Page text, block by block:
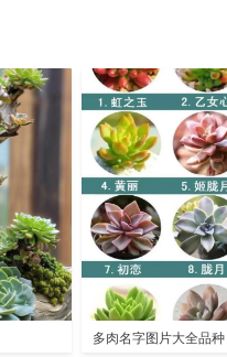
多肉名字图片大全品种